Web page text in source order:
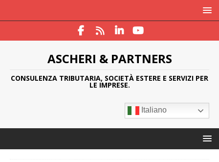
ASCHERI & PARTNERS
CONSULENZA TRIBUTARIA, SOCIETÀ ESTERE E SERVIZI PER
LE IMPRESE.
Italiano